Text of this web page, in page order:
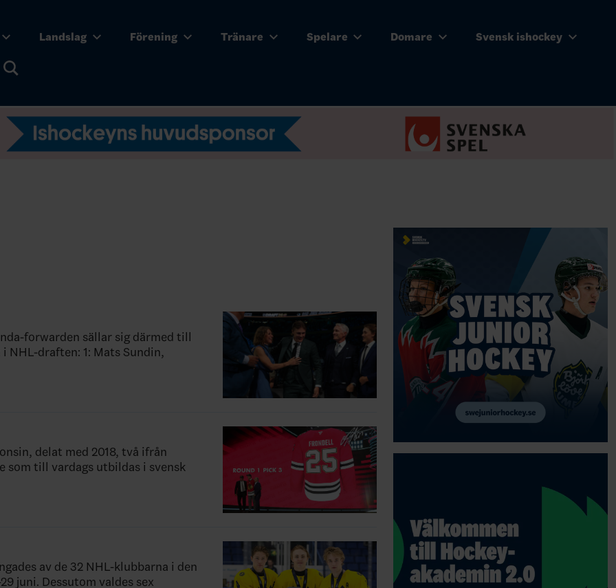
Landslag Förening Tränare Spelare Domare Svensk ishockey
forwarden sällar sig därmed till
NHL-draften: 1: Mats Sundin,
delat med 2018, två ifrån
som till vardags utbildas i svensk
av de 32 NHL-klubbarna i den
juni. Dessutom valdes sex